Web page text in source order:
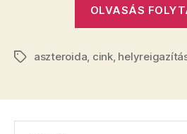
OLVASÁS
Címkékaszteroida, cink,